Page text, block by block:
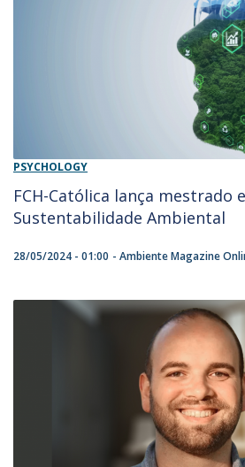
PSYCHOLOGY
FCH-Católica lança mestrado
Sustentabilidade Ambiental
28/05/2024 - 01:00 Ambiente Magazine